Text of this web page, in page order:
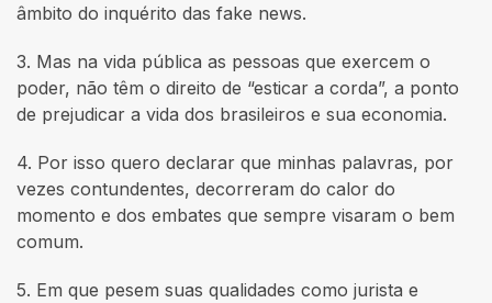
âmbito do inquérito das fake news.
3. Mas na vida pública as pessoas que exercem o
poder, não têm o direito de “esticar a corda”, a ponto
de prejudicar a vida dos brasileiros e sua economia.
4. Por isso quero declarar que minhas palavras, por
vezes contundentes, decorreram do calor do
momento e dos embates que sempre visaram o bem
comum.
5. Em que pesem suas qualidades como jurista e